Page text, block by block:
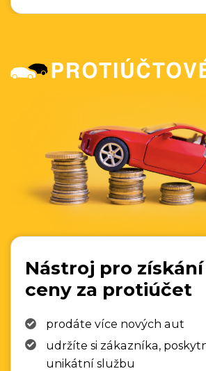
Nástroj pro
ceny za protiúčet
prodáte více nových aut
udržíte si zákazníka,
unikátní službu